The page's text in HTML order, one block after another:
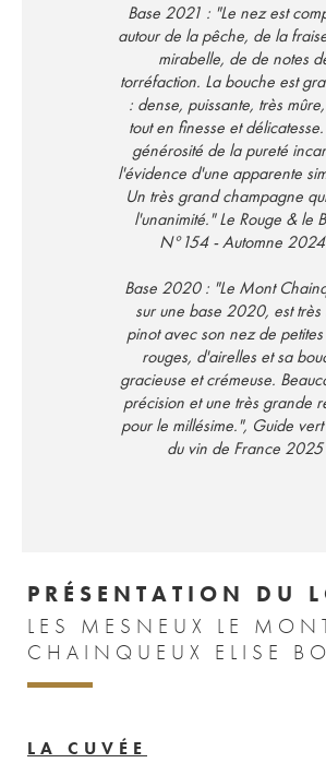
Base 2021 : "Le nez est
autour de la pêche, de la
mirabelle, de de notes
torréfaction. La bouche est
: dense, puissante, très
tout en finesse et
générosité de la pureté
l'évidence d'une apparente
Un très grand champagne
l'unanimité." Le Rouge & le
N°154 - Automne 2024
Base 2020 : "Le Mont
sur une base 2020, est très
pinot avec son nez de
rouges, d'airelles et sa
gracieuse et crémeuse.
précision et une très grande
pour le millésime.", Guide vert
du vin de France 2025
PRÉSENTATION DU
LES MESNEUX LE
CHAINQUEUX ELISE
LA CUVÉE